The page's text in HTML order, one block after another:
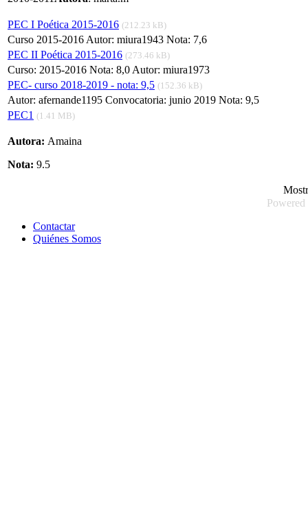
PEC I Poética 2015-2016 (212.23 kB)
Curso 2015-2016 Autor: miura1943 Nota: 7,6
PEC II Poética 2015-2016 (273.46 kB)
Curso: 2015-2016 Nota: 8,0 Autor: miura1973
PEC- curso 2018-2019 - nota: 9,5 (152.36 kB)
Autor: afernande1195 Convocatoria: junio 2019 Nota: 9,5
PEC1 (1.41 MB)
Autora: Amaina
Nota: 9.5
Contactar
Quiénes Somos